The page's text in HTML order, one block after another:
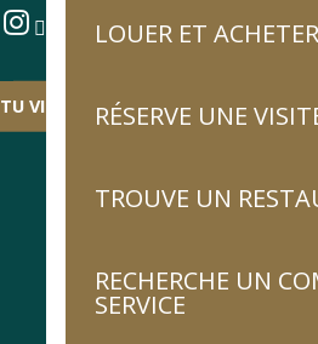
LOUER ET
RÉSERVE UNE
TROUVE UN
RECHERCHE UN
SERVICE
TU VIENS ?